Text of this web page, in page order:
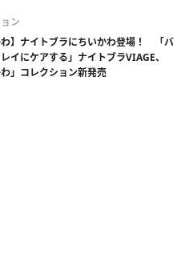
ン
わ】ナイトブラにちいかわ登場！ 「バ
イにケアする」ナイトブラVIAGE、
わ」コレクション新発売